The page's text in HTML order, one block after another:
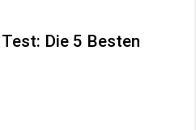
Die 5 Besten